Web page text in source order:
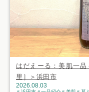
はだえーる：美肌一
里］＞浜田市
2026.08.03